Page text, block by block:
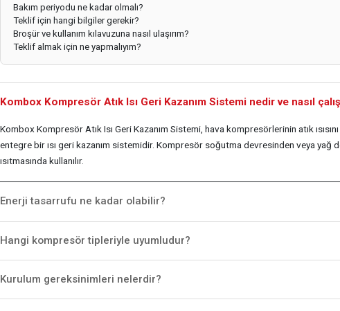
Bakım periyodu ne kadar olmalı?
Teklif için hangi bilgiler gerekir?
Broşür ve kullanım kılavuzuna nasıl ulaşırım?
Teklif almak için ne yapmalıyım?
Kombox Kompresör Atık Isı Geri Kazanım Sistemi nedir ve nasıl
Kombox Kompresör Atık Isı Geri Kazanım Sistemi, hava kompresörlerinin atık
entegre bir ısı geri kazanım sistemidir. Kompresör soğutma devresinden veya yağ
ısıtmasında kullanılır.
Enerji tasarrufu ne kadar olabilir?
Hangi kompresör tipleriyle uyumludur?
Kurulum gereksinimleri nelerdir?